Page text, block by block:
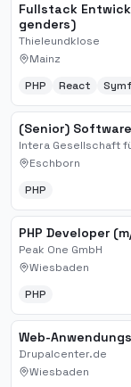
Fullstack
genders)
Thieleundklose
Mainz
PHP React
(Senior)
Eschborn
PHP
PHP Developer
Peak One GmbH
Wiesbaden
PHP
Web-
Drupalcenter.de
Wiesbaden